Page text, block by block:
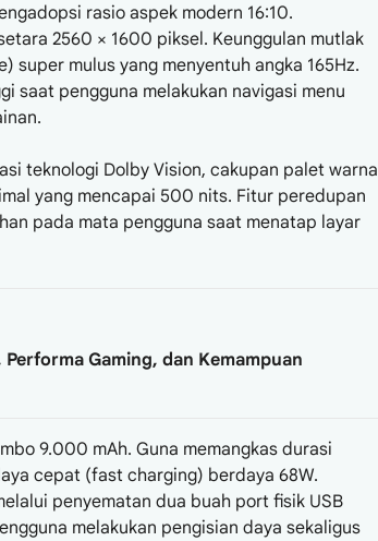
rasio aspek modern 16:10.
2560 × 1600 piksel. Keunggulan mutlak
mulus yang menyentuh angka 165Hz.
saat pengguna melakukan navigasi menu
teknologi Dolby Vision, cakupan palet warna
yang mencapai 500 nits. Fitur peredupan
pada mata pengguna saat menatap layar
Gaming, dan Kemampuan
9.000 mAh. Guna memangkas durasi
cepat (fast charging) berdaya 68W.
penyematan dua buah port fisik USB
melakukan pengisian daya sekaligus